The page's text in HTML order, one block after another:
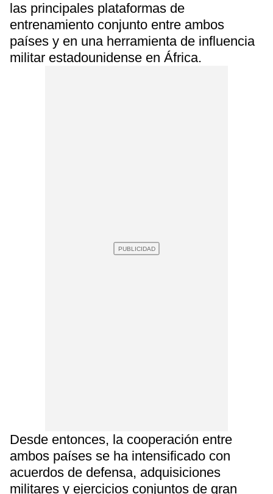
las principales plataformas de
entrenamiento conjunto entre ambos
países y en una herramienta de influencia
militar estadounidense en África.
Desde entonces, la cooperación entre
ambos países se ha intensificado con
acuerdos de defensa, adquisiciones
militares y ejercicios conjuntos de gran